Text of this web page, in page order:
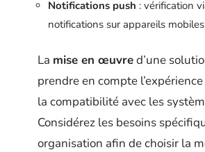
Notifications push : vérification
notifications sur appareils
La mise en œuvred’une
prendre en compte
la compatibilité avec les
Considérez les besoins
organisation afin de choisir la